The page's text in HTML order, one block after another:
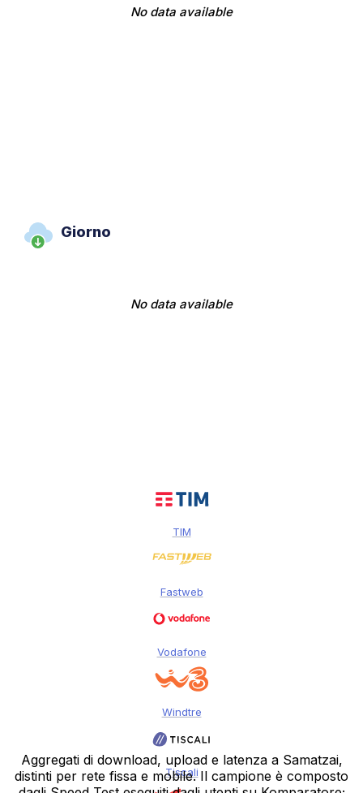
No data available
Giorno
No data available
TIM
Fastweb
Vodafone
Windtre
Tiscali
Aggregati di download, upload e latenza a Samatzai,
distinti per rete fissa e mobile. Il campione è composto